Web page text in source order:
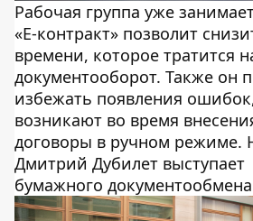
Рабочая группа уже
«Е-контракт» позволит
времени, которое тратится
документооборот. Также он
избежать появления
возникают во время
договоры в ручном режиме.
Дмитрий Дубилет выступает
бумажного документообмена